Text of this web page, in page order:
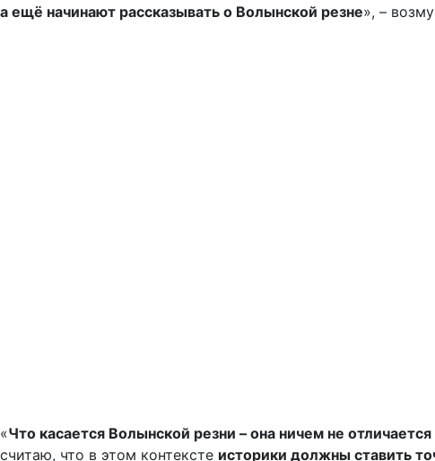
а ещё начинают рассказывать о Волынской резне», –
«Что касается Волынской резни – она ничем не
считаю, что в этом контексте историки должны ставить